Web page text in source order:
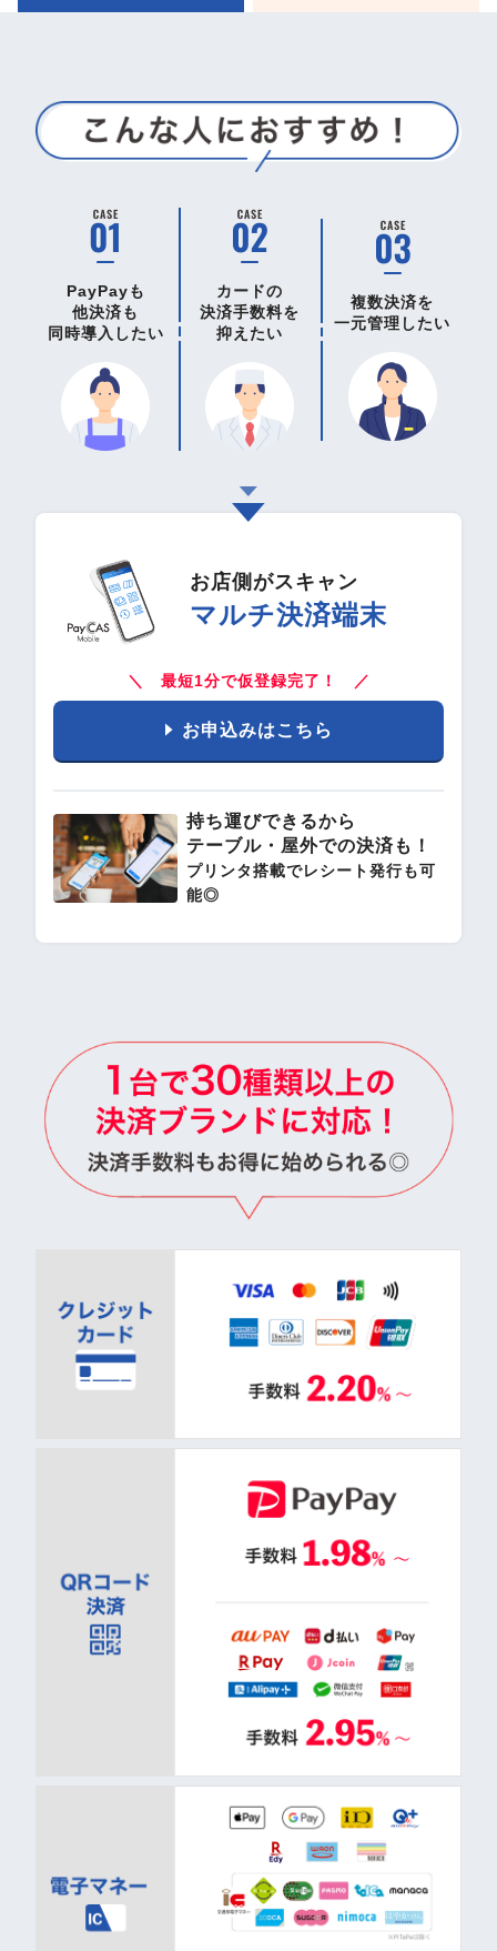
PayPayも
他決済も
同時導入したい
カードの
決済手数料を
抑えたい
複数決済を
一元管理したい
お店側がスキャン
マルチ決済端末
＼ 最短1分で仮登録完了！ ／
お申込みはこちら
持ち運びできるから
テーブル・屋外での決済も！
プリンタ搭載でレシート発行も可
能◎